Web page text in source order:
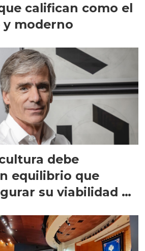
califican como el
y moderno
debe
equilibrio que
su viabilidad de